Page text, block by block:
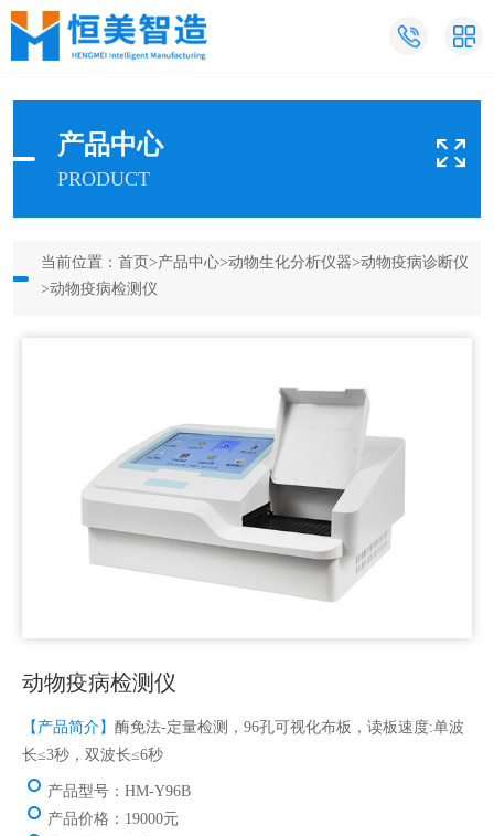
产品中心
PRODUCT
当前位置： 首页 >产品中心>动物生化分析仪器>动物疫病诊断仪
>动物疫病检测仪
动物疫病检测仪
【产品简介】 酶免法-定量检测，96孔可视化布板，读板速度:单波
长≤3秒，双波长≤6秒
产品型号：HM-Y96B
产品价格：19000元